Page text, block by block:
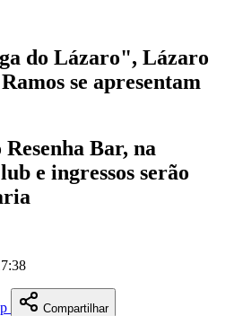
do Lázaro", Lázaro
se apresentam
Resenha Bar, na
e ingressos serão
Compartilhar